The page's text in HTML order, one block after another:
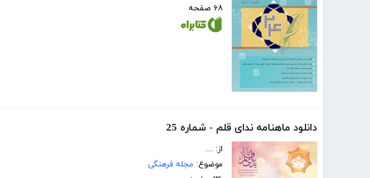
۶۸ صفحه
دانلود ماهنامه ندای قلم - شماره 25
از: ...
موضوع: مجله فرهنگی